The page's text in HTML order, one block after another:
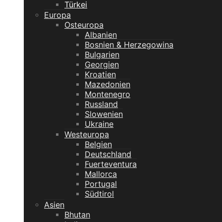
Türkei
Europa
Osteuropa
Albanien
Bosnien & Herzegowina
Bulgarien
Georgien
Kroatien
Mazedonien
Montenegro
Russland
Slowenien
Ukraine
Westeuropa
Belgien
Deutschland
Fuerteventura
Mallorca
Portugal
Südtirol
Asien
Bhutan